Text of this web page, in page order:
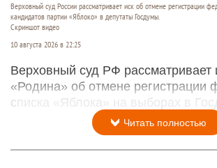
Верховный суд России рассматривает иск об отмене регистрации
кандидатов партии «Яблоко» в депутаты Госдумы.
Скриншот видео
10 августа 2026 в 22:25
Верховный суд РФ рассматривает
«Родина» об отмене регистрации
списка «Яблока» на выборах в
Читать полностью